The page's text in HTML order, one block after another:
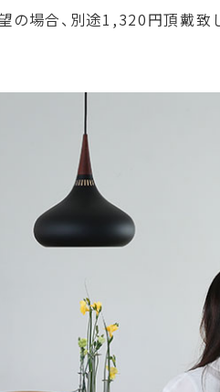
の場合、別途1,320円頂戴致